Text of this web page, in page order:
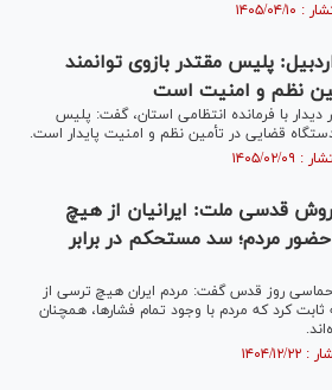
پلیس مقتدر بازوی توانمند
نظم و امنیت است
با فرمانده انتظامی استان، گفت: پلیس
دستگاه قضایی در تأمین نظم و امنیت پایدار است.
قدسی ملت: ایرانیان از هیچ
مردم؛ سد مستحکم در برابر
حماسی روز قدس گفت: مردم ایران هیچ ترسی از
کرد که مردم با وجود تمام فشارها، همچنان